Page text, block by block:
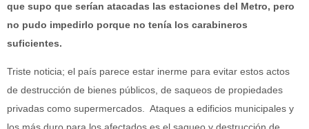
que supo que serían atacadas las estaciones del Metro, pero
no pudo impedirlo porque no tenía los carabineros
suficientes.
Triste noticia; el país parece estar inerme para evitar estos actos
de destrucción de bienes públicos, de saqueos de propiedades
privadas como supermercados. Ataques a edificios municipales y